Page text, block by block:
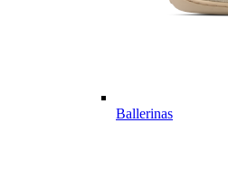
Ballerinas